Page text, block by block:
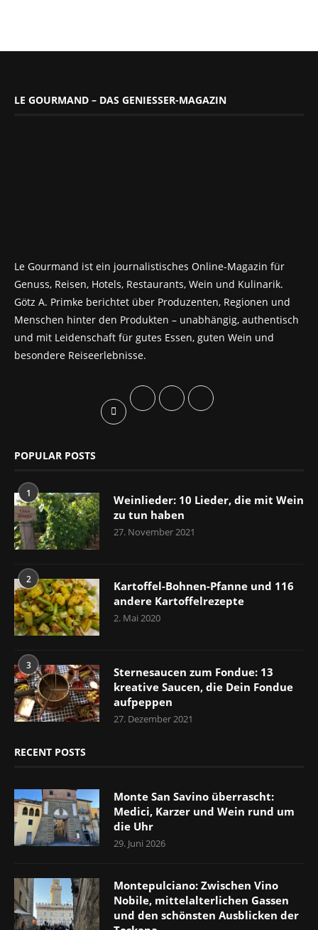
LE GOURMAND – DAS GENIESSER-MAGAZIN
Le Gourmand ist ein journalistisches Online-Magazin für
Genuss, Reisen, Hotels, Restaurants, Wein und Kulinarik.
Götz A. Primke berichtet über Produzenten, Regionen und
Menschen hinter den Produkten – unabhängig, authentisch
und mit Leidenschaft für gutes Essen, guten Wein und
besondere Reiseerlebnisse.
POPULAR POSTS
1
Weinlieder: 10 Lieder, die mit Wein
zu tun haben
27. November 2021
2
Kartoffel-Bohnen-Pfanne und 116
andere Kartoffelrezepte
2. Mai 2020
3
Sternesaucen zum Fondue: 13
kreative Saucen, die Dein Fondue
aufpeppen
27. Dezember 2021
RECENT POSTS
Monte San Savino überrascht:
Medici, Karzer und Wein rund um
die Uhr
29. Juni 2026
Montepulciano: Zwischen Vino
Nobile, mittelalterlichen Gassen
und den schönsten Ausblicken der